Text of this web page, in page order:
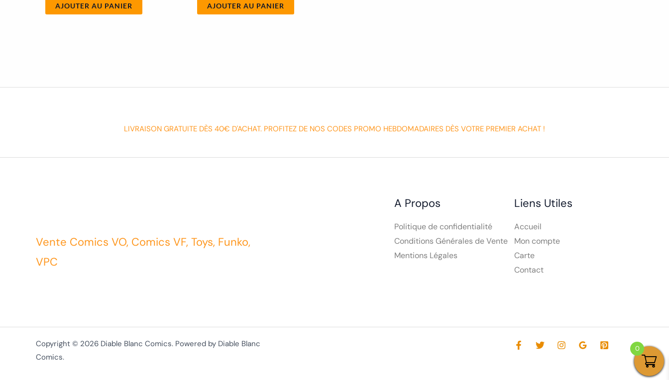
AJOUTER AU PANIER AJOUTER AU PANIER
LIVRAISON GRATUITE DÈS 40€ D'ACHAT. PROFITEZ DE NOS CODES PROMO HEBDOMADAIRES DÈS VOTRE PREMIER ACHAT !
A Propos
Politique de confidentialité
Conditions Générales de Vente
Mentions Légales
Liens Utiles
Accueil
Mon compte
Carte
Contact
0